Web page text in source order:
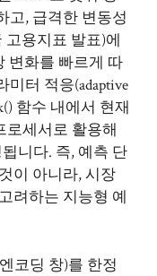
고, 급격한 변동성
용지표 발표)에
변화를 빠르게 따
터 적응(adaptive
함수 내에서 현재
로세서로 활용해
니다. 즉, 예측 단
이 아니라, 시장
려하는 지능형 예
코딩 창)를 한정